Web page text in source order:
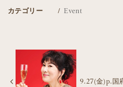
カテゴリー Event
9.27(金)p.国